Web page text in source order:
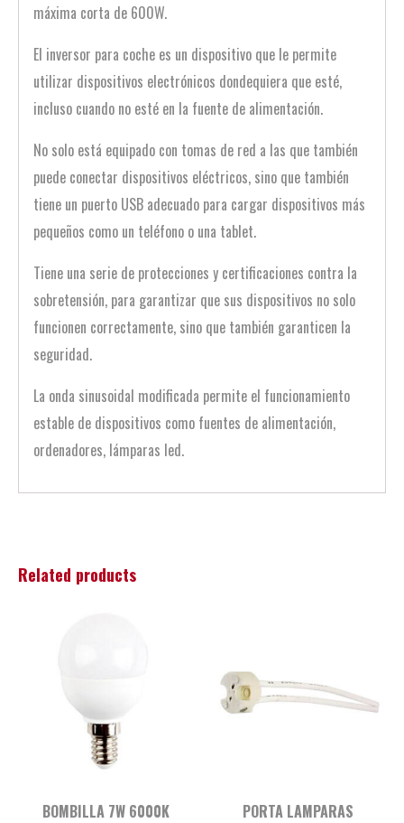
máxima corta de 600W.
El inversor para coche es un dispositivo que le permite
utilizar dispositivos electrónicos dondequiera que esté,
incluso cuando no esté en la fuente de alimentación.
No solo está equipado con tomas de red a las que también
puede conectar dispositivos eléctricos, sino que también
tiene un puerto USB adecuado para cargar dispositivos más
pequeños como un teléfono o una tablet.
Tiene una serie de protecciones y certificaciones contra la
sobretensión, para garantizar que sus dispositivos no solo
funcionen correctamente, sino que también garanticen la
seguridad.
La onda sinusoidal modificada permite el funcionamiento
estable de dispositivos como fuentes de alimentación,
ordenadores, lámparas led.
Related products
BOMBILLA 7W 6000K PORTA LAMPARAS